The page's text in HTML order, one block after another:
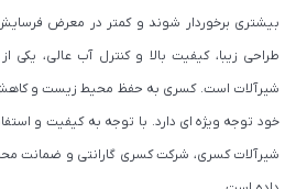
بیشتری برخوردار شوند و کمتر در معرض
طراحی زیبا، کیفیت بالا و کنترل آب عالی، یکی
شیرآلات است. کسری به حفظ محیط زیست و
خود توجه ویژه ای دارد. با توجه به کیفیت و